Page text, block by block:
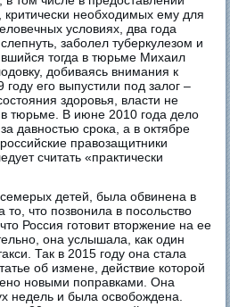
критически необходимых ему для
условиях, два года
заболел туберкулезом и
тогда в тюрьме Михаил
добиваясь внимания к
его выпустили под залог –
здоровья, власти не
тюрьме. В июне 2010 года дело
давностью срока, а в октябре
правозащитники
считать «практически
детей, была обвинена в
то, что позвонила в посольство
Россия готовит вторжение на ее
она услышала, как один
Так в 2015 году она стала
об измене, действие которой
новыми поправками. Она
недель и была освобождена.